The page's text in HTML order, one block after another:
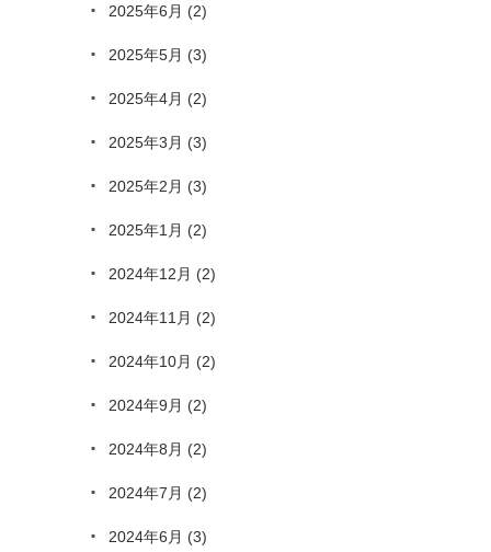
2025年6月 (2)
2025年5月 (3)
2025年4月 (2)
2025年3月 (3)
2025年2月 (3)
2025年1月 (2)
2024年12月 (2)
2024年11月 (2)
2024年10月 (2)
2024年9月 (2)
2024年8月 (2)
2024年7月 (2)
2024年6月 (3)